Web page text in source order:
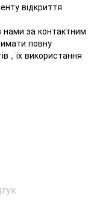
відкриття
за контактним
повну
, їх використання